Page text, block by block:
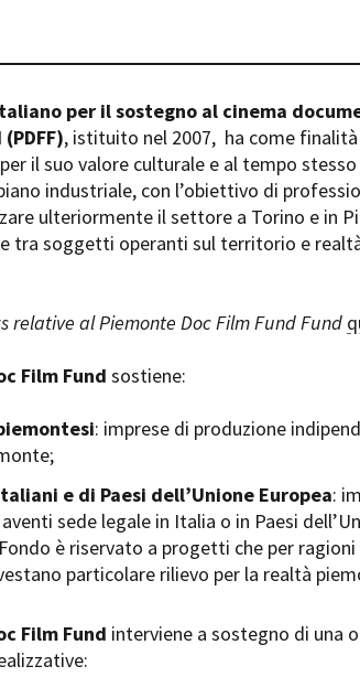
Fund
FILM DATABASE
BOOK DATABASE
NEWS
CASTING
EVENTI, SPECIALI
TFI Torino Film Industry -
Days
Guarda che storia!
Torino di Paolo Sorrentino
Open Day
Ciak in TOur!
Bandi e gare Cookie policy
per il sostegno al cinema
(PDFF), istituito nel 2007, ha come
il suo valore culturale e al tempo
industriale, con l’obiettivo di
ulteriormente il settore a Torino e in
tra soggetti operanti sul territorio e
relative al Piemonte Doc Film Fund Fund
Film Fund sostiene:
: imprese di produzione
e di Paesi dell’Unione Europea:
sede legale in Italia o in Paesi
Fondo è riservato a progetti che per
particolare rilievo per la realtà
Film Fund interviene a sostegno di una